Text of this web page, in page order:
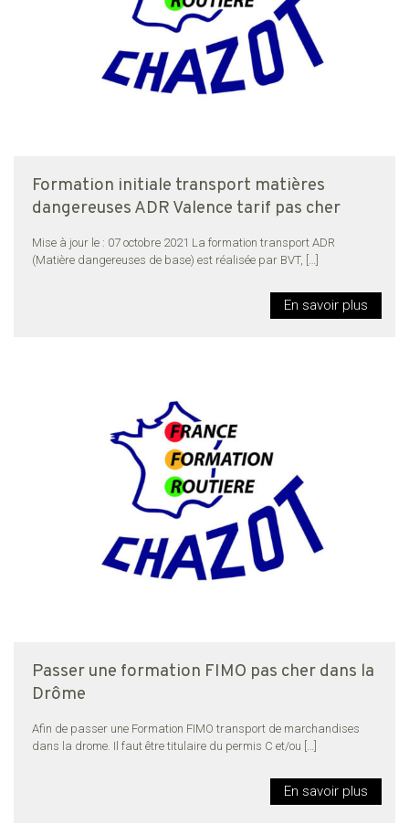
Formation initiale transport matières
dangereuses ADR Valence tarif pas cher
Mise à jour le : 07 octobre 2021 La formation transport ADR
(Matière dangereuses de base) est réalisée par BVT, […]
En savoir plus
Passer une formation FIMO pas cher dans la
Drôme
Afin de passer une Formation FIMO transport de marchandises
dans la drome. Il faut être titulaire du permis C et/ou
En savoir plus